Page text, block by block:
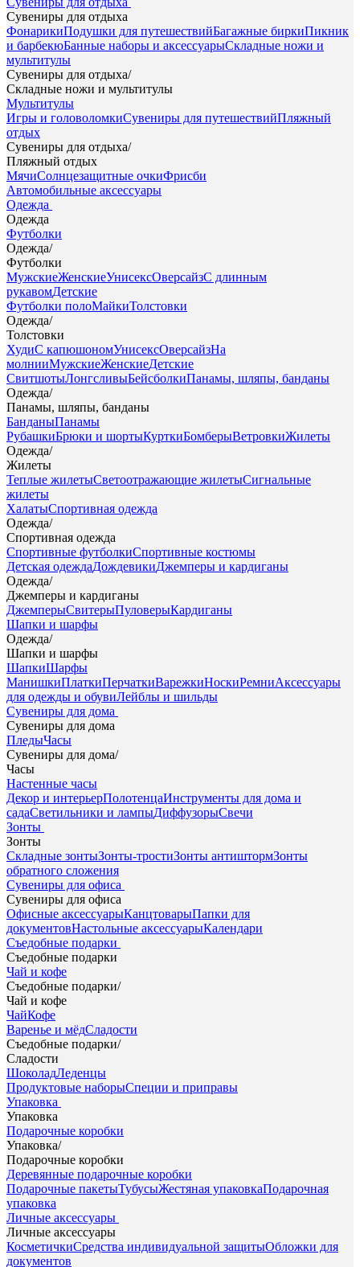
Сувениры для отдыха
ФонарикиПодушки для путешествийБагажные биркиПикник
и барбекюБанные наборы и аксессуарыСкладные ножи и
мультитулы
Сувениры для отдыха/
Складные ножи и мультитулы
Мультитулы
Игры и головоломкиСувениры для путешествийПляжный
отдых
Сувениры для отдыха/
Пляжный отдых
МячиСолнцезащитные очкиФрисби
Автомобильные аксессуары
Одежда
Одежда
Футболки
Одежда/
Футболки
МужскиеЖенскиеУнисексОверсайзС длинным
рукавомДетские
Футболки полоМайкиТолстовки
Одежда/
Толстовки
ХудиС капюшономУнисексОверсайзНа
молнииМужскиеЖенскиеДетские
СвитшотыЛонгсливыБейсболкиПанамы, шляпы, банданы
Одежда/
Панамы, шляпы, банданы
БанданыПанамы
РубашкиБрюки и шортыКурткиБомберыВетровкиЖилеты
Одежда/
Жилеты
Теплые жилетыСветоотражающие жилетыСигнальные
жилеты
ХалатыСпортивная одежда
Одежда/
Спортивная одежда
Спортивные футболкиСпортивные костюмы
Детская одеждаДождевикиДжемперы и кардиганы
Одежда/
Джемперы и кардиганы
ДжемперыСвитерыПуловерыКардиганы
Шапки и шарфы
Одежда/
Шапки и шарфы
ШапкиШарфы
МанишкиПлаткиПерчаткиВарежкиНоскиРемниАксессуары
для одежды и обувиЛейблы и шильды
Сувениры для дома
Сувениры для дома
ПледыЧасы
Сувениры для дома/
Часы
Настенные часы
Декор и интерьерПолотенцаИнструменты для дома и
садаСветильники и лампыДиффузорыСвечи
Зонты
Зонты
Складные зонтыЗонты-тростиЗонты антиштормЗонты
обратного сложения
Сувениры для офиса
Сувениры для офиса
Офисные аксессуарыКанцтоварыПапки для
документовНастольные аксессуарыКалендари
Съедобные подарки
Съедобные подарки
Чай и кофе
Съедобные подарки/
Чай и кофе
ЧайКофе
Варенье и мёдСладости
Съедобные подарки/
Сладости
ШоколадЛеденцы
Продуктовые наборыСпеции и приправы
Упаковка
Упаковка
Подарочные коробки
Упаковка/
Подарочные коробки
Деревянные подарочные коробки
Подарочные пакетыТубусыЖестяная упаковкаПодарочная
упаковка
Личные аксессуары
Личные аксессуары
КосметичкиСредства индивидуальной защитыОбложки для
документов